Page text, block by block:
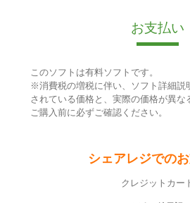
お支払い
このソフトは有料ソフトです。
※消費税の増税に伴い、ソフト詳細説
されている価格と、実際の価格が異な
ご購入前に必ずご確認ください。
シェアレジでの
クレジットカー